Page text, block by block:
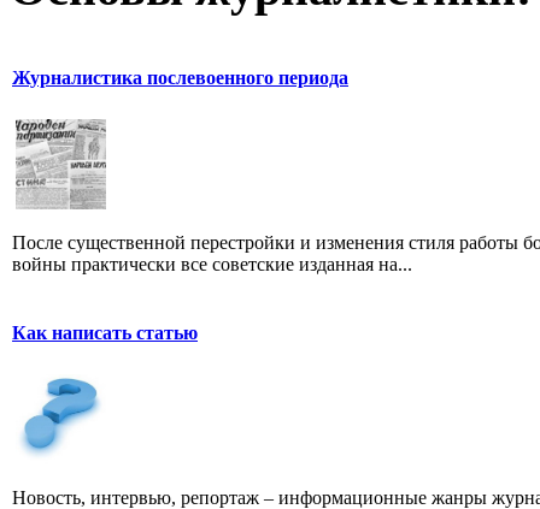
Журналистика послевоенного периода
После существенной перестройки и изменения стиля работы
войны практически все советские изданная на...
Как написать статью
Новость, интервью, репортаж – информационные жанры